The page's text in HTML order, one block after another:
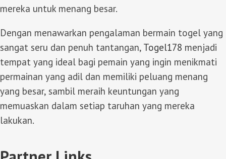
mereka untuk menang besar.
Dengan menawarkan pengalaman bermain togel yang
sangat seru dan penuh tantangan, Togel178 menjadi
tempat yang ideal bagi pemain yang ingin menikmati
permainan yang adil dan memiliki peluang menang
yang besar, sambil meraih keuntungan yang
memuaskan dalam setiap taruhan yang mereka
lakukan.